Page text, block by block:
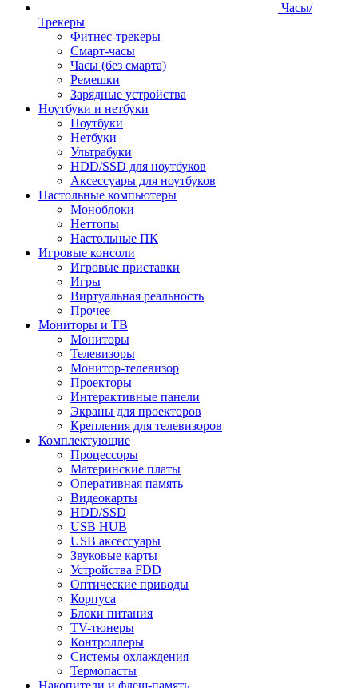
Часы/
Трекеры
Фитнес-трекеры
Смарт-часы
Часы (без смарта)
Ремешки
Зарядные устройства
Ноутбуки и нетбуки
Ноутбуки
Нетбуки
Ультрабуки
HDD/SSD для ноутбуков
Аксессуары для ноутбуков
Настольные компьютеры
Моноблоки
Неттопы
Настольные ПК
Игровые консоли
Игровые приставки
Игры
Виртуальная реальность
Прочее
Мониторы и ТВ
Мониторы
Телевизоры
Монитор-телевизор
Проекторы
Интерактивные панели
Экраны для проекторов
Крепления для телевизоров
Комплектующие
Процессоры
Материнские платы
Оперативная память
Видеокарты
HDD/SSD
USB HUB
USB аксессуары
Звуковые карты
Устройства FDD
Оптические приводы
Корпуса
Блоки питания
TV-тюнеры
Контроллеры
Системы охлаждения
Термопасты
Накопители и флеш-память